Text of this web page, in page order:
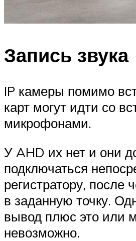
Запись звука
IP камеры помимо
карт могут идти со
микрофонами.
У AHD их нет и они
подключаться
регистратору, после
в заданную точку.
вывод плюс это или
невозможно.